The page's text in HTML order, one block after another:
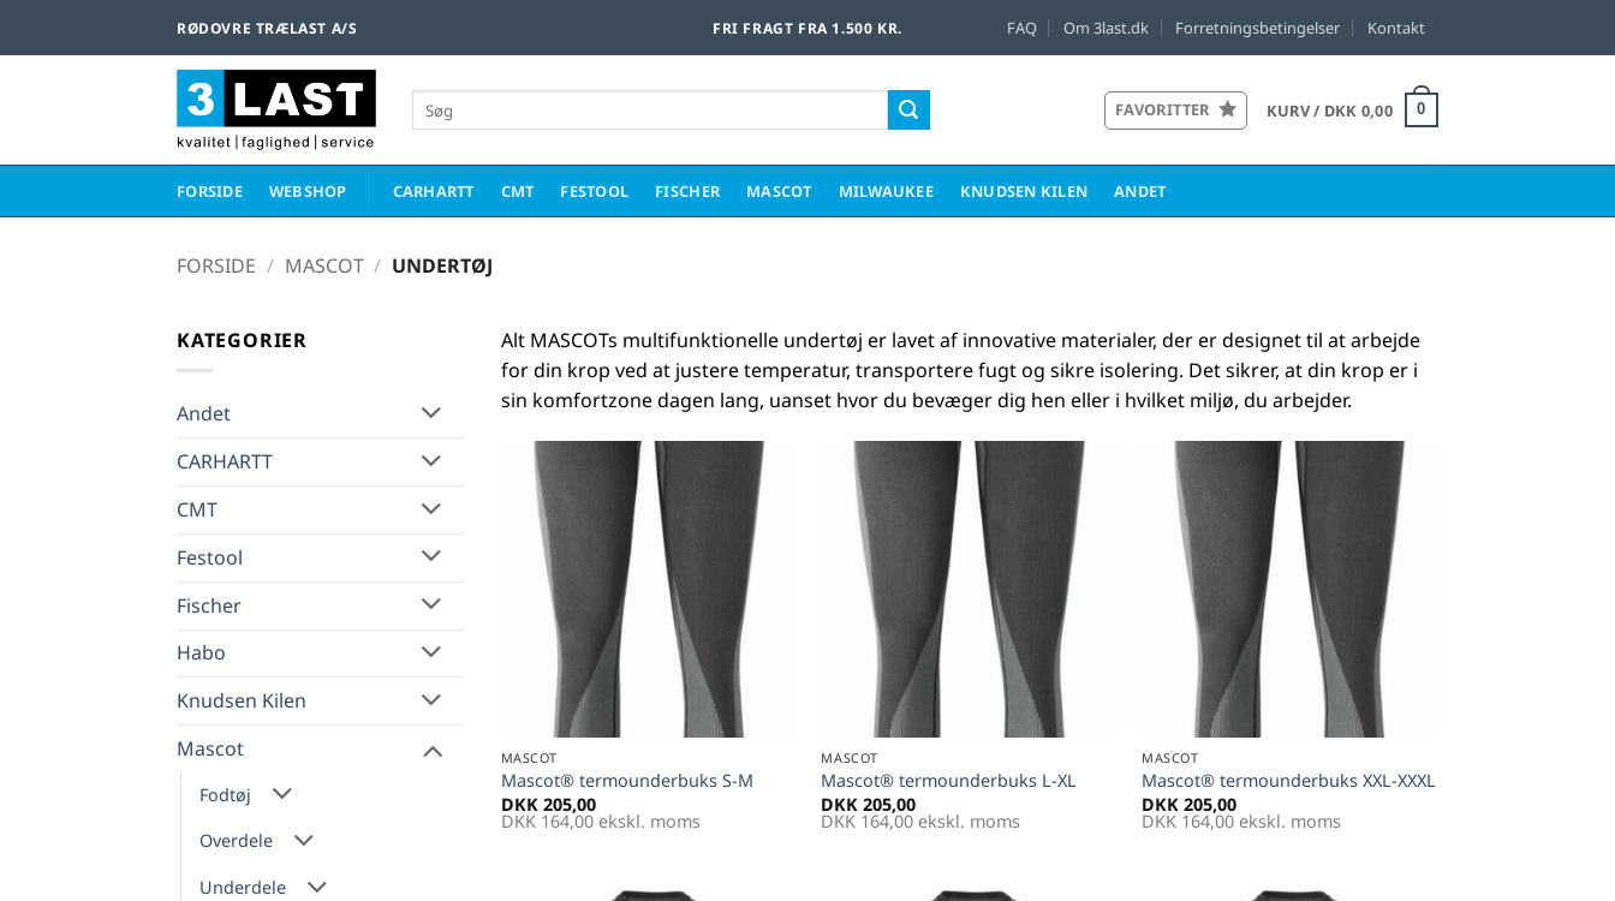
RØDOVRE TRÆLAST A/S FRI FRAGT FRA 1.500 KR. FAQ Om 3last.dk Forretningsbetingelser Kontakt
Søg
efter:
FAVORITTER KURV / DKK 0,00 0
FORSIDE WEBSHOP CARHARTT CMT FESTOOL FISCHER MASCOT MILWAUKEE KNUDSEN KILEN ANDET
FORSIDE / MASCOT / UNDERTØJ
KATEGORIER
Andet
CARHARTT
CMT
Festool
Fischer
Habo
Knudsen Kilen
Mascot
Fodtøj
Overdele
Underdele
Alt MASCOTs multifunktionelle undertøj er lavet af innovative materialer, der er designet til at arbejde
for din krop ved at justere temperatur, transportere fugt og sikre isolering. Det sikrer, at din krop er i
sin komfortzone dagen lang, uanset hvor du bevæger dig hen eller i hvilket miljø, du arbejder.
Føj til
favoritter
MASCOT
Mascot® termounderbuks S-M
DKK 205,00
DKK 164,00ekskl. moms
Føj til
favoritter
MASCOT
Mascot® termounderbuks L-XL
DKK 205,00
DKK 164,00 ekskl. moms
Føj til
favoritter
MASCOT
Mascot® termounderbuks XXL-XXXL
DKK 205,00
DKK 164,00 ekskl. moms